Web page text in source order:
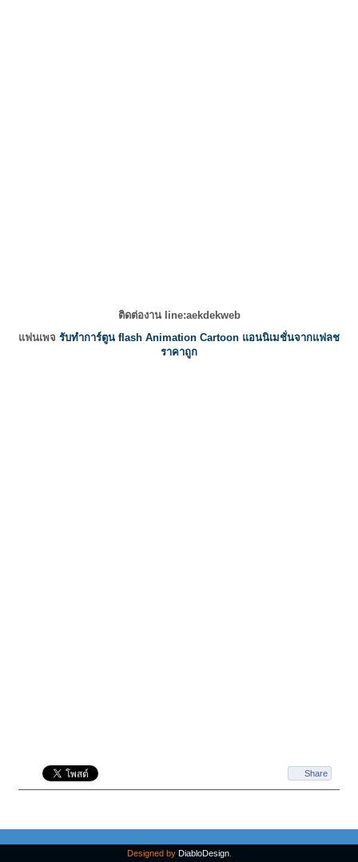
ติดต่องาน line:aekdekweb
แฟนเพจ รับทำการ์ตูน flash Animation Cartoon แอนนิเมชั่นจากแฟลช
ราคาถูก
Share
Designed by DiabloDesign.